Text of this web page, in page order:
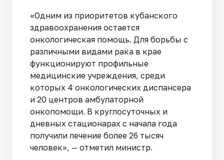
«Одним из приоритетов кубанского
здравоохранения остается
онкологическая помощь. Для борьбы с
различными видами рака в крае
функционируют профильные
медицинские учреждения, среди
которых 4 онкологических диспансера
и 20 центров амбулаторной
онкопомощи. В круглосуточных и
дневных стационарах с начала года
получили лечение более 26 тысяч
человек», — отметил министр.